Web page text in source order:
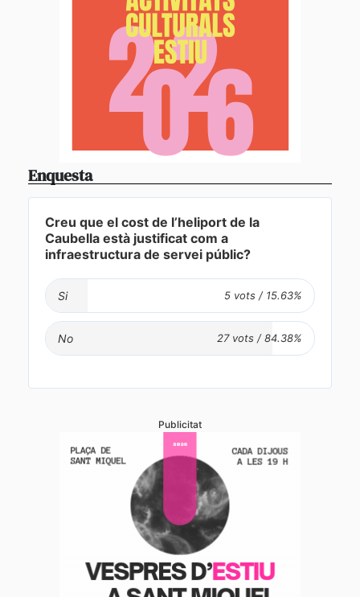
Enquesta
Creu que el cost de l’heliport de la
Caubella està justificat com a
infraestructura de servei públic?
Si
No
Publicitat